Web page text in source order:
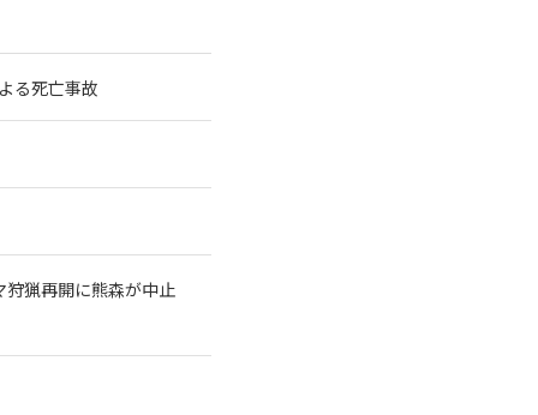
る死亡事故
猟再開に熊森が中止